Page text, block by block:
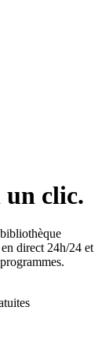
un clic.
direct 24h/24 et